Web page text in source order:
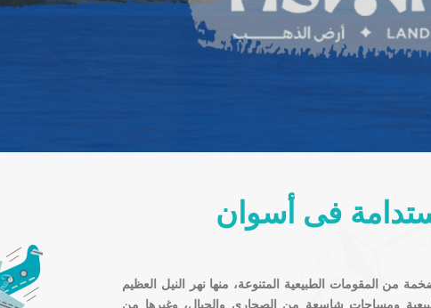
فى أسوان
من المقومات الطبيعية المتنوعة، منها نهر النيل العظيم
ومساحات شاسعة من الصحاري والجبال، وغيرها من